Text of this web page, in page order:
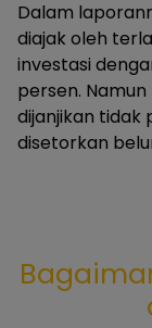
Dalam
diajak oleh
investasi
persen.
dijanjikan tidak
disetorkan